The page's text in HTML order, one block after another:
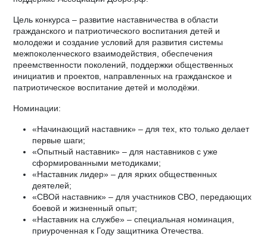
Цель конкурса – развитие наставничества в области
гражданского и патриотического воспитания детей и
молодежи и создание условий для развития системы
межпоколенческого взаимодействия, обеспечения
преемственности поколений, поддержки общественных
инициатив и проектов, направленных на гражданское и
патриотическое воспитание детей и молодёжи.
Номинации:
«Начинающий наставник» – для тех, кто только делает
первые шаги;
«Опытный наставник» – для наставников с уже
сформированными методиками;
«Наставник лидер» – для ярких общественных
деятелей;
«СВОй наставник» – для участников СВО, передающих
боевой и жизненный опыт;
«Наставник на службе» – специальная номинация,
приуроченная к Году защитника Отечества.